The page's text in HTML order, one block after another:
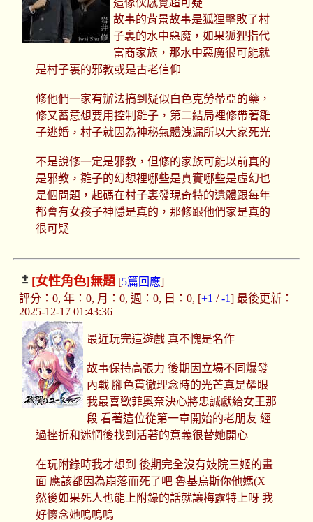
這傢伙感覺超可疑
故事的背景故事是狐狸擊敗了村
子裏的水中惡魔，如果狐狸指代
富商家族，那水中惡魔很可能就
是村子裏的邪教或是古老信仰
修他們一家有辦法搞到疑似白色克勞蒂亞的藥，
修又蓄意想要用控制雛子，第二結局裡修帶著雛
子逃婚，村子就因為神秘氣體洩漏所以大家死光
不是說修一定是邪教，但修的家族可能以前真的
是邪教，雛子的幻想裡哪些是真實哪些是虛幻也
是個問題，起碼在村子裏發現奇特的遺體跟每年
都會有女孩子神隱是真的，那修跟他們家是真的
很可疑
[女性角色]無題[5篇回應]
評分：0, 年：0, 月：0, 週：0, 日：0, [+1 /-1] 最後更新：
2025-12-17 01:43:36
最近玩完這遊戲 真不愧是名作
故事保持高張力 後期因立場不同爆發
內戰 腳色貫徹理念時的光芒真是耀眼
我最喜歡菲奧奈決心將忠誠獻給女王那
段 看著這位從第一章開始的老朋友 經
過挫折和迷惘後找到活著的意義很替她開心
在玩附錄時我才想到 後期完全沒有妓院三姬的畫
面 應該都因為崩落而死了吧 魯基烏斯你他媽(X
然後如果死人也能上附錄的話就讓梅露特上呀 我
好懷念她嗚嗚嗚